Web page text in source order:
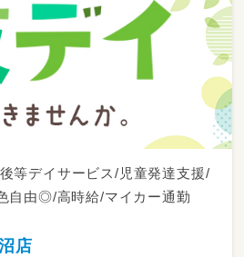
等デイサービス/児童発達支援/
自由◎/高時給/マイカー通勤
店